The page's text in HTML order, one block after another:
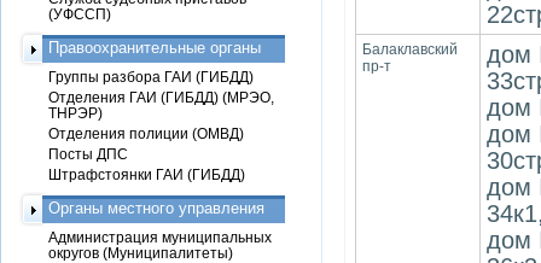
Балаклавский
пр-т
дом
дом
дом
дом
дом
(УФССП)
Правоохранительные органы
Группы разбора ГАИ (ГИБДД)
Отделения ГАИ (ГИБДД) (МРЭО,
ТНРЭР)
Отделения полиции (ОМВД)
Посты ДПС
Штрафстоянки ГАИ (ГИБДД)
Органы местного управления
Администрация муниципальных
округов (Муниципалитеты)